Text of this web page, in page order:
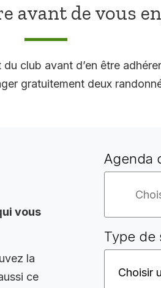
avant de vous
club avant d’en être
gratuitement deux
vous
la
ce
Agenda
Type de